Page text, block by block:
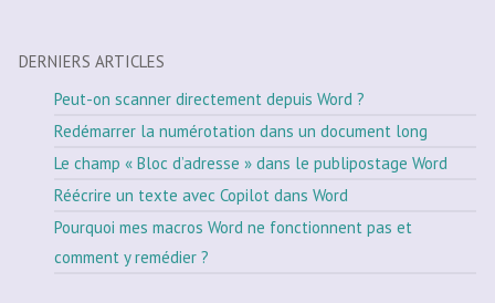
DERNIERS ARTICLES
Peut-on scanner directement depuis Word ?
Redémarrer la numérotation dans un document long
Le champ « Bloc d’adresse » dans le publipostage Word
Réécrire un texte avec Copilot dans Word
Pourquoi mes macros Word ne fonctionnent pas et
comment y remédier ?